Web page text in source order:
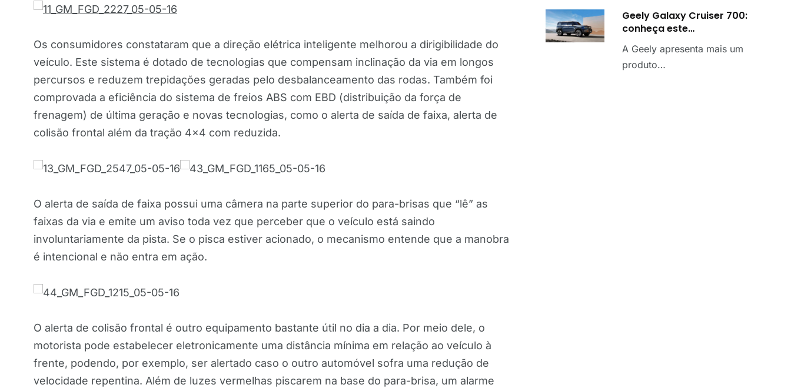
Os consumidores constataram que a direção elétrica inteligente melhorou a dirigibilidade do
veículo. Este sistema é dotado de tecnologias que compensam inclinação da via em longos
percursos e reduzem trepidações geradas pelo desbalanceamento das rodas. Também foi
comprovada a eficiência do sistema de freios ABS com EBD (distribuição da força de
frenagem) de última geração e novas tecnologias, como o alerta de saída de faixa, alerta de
colisão frontal além da tração 4×4 com reduzida.
O alerta de saída de faixa possui uma câmera na parte superior do para-brisas que “lê” as
faixas da via e emite um aviso toda vez que perceber que o veículo está saindo
involuntariamente da pista. Se o pisca estiver acionado, o mecanismo entende que a manobra
é intencional e não entra em ação.
O alerta de colisão frontal é outro equipamento bastante útil no dia a dia. Por meio dele, o
motorista pode estabelecer eletronicamente uma distância mínima em relação ao veículo à
frente, podendo, por exemplo, ser alertado caso o outro automóvel sofra uma redução de
velocidade repentina. Além de luzes vermelhas piscarem na base do para-brisa, um alarme
Geely Galaxy Cruiser 700:
conheça este…
A Geely apresenta mais um
produto…